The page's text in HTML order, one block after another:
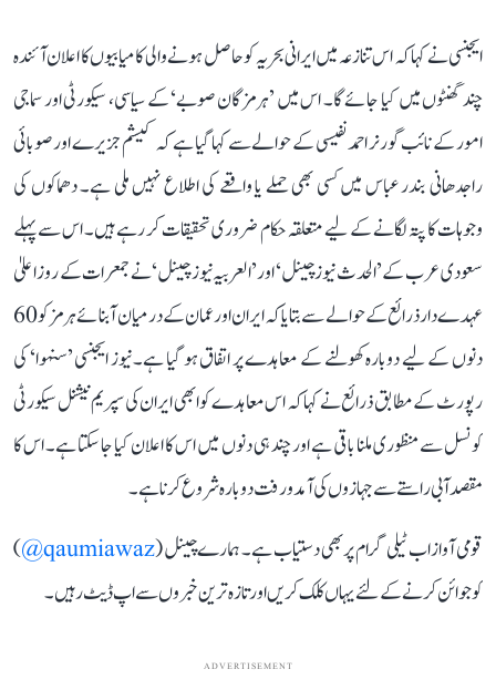
ایجنسی نے کہا کہ اس تنازعہ میں ایرانی بحریہ کو حاصل ہونے والی کامیابیوں کا اعلان آئندہ
چند گھنٹوں میں کیا جائے گا۔ اس میں ’ہرمزگان صوبے‘ کے سیاسی، سیکورٹی اور سماجی
امور کے نائب گورنر احمد نفیسی کے حوالے سے کہا گیا ہے کہ کیشم جزیرے اور صوبائی
راجدھانی بندر عباس میں کسی بھی حملے یا واقعے کی اطلاع نہیں ملی ہے۔ دھماکوں کی
وجوہات کا پتہ لگانے کے لیے متعلقہ حکام ضروری تحقیقات کر رہے ہیں۔ اس سے پہلے
سعودی عرب کے ’الحدث نیوز چینل‘ اور ’العربیہ نیوز چینل‘ نے جمعرات کے روز اعلیٰ
عہدے دار ذرائع کے حوالے سے بتایا کہ ایران اور عمان کے درمیان آبنائے ہرمز کو 60
دنوں کے لیے دوبارہ کھولنے کے معاہدے پر اتفاق ہو گیا ہے۔ نیوز ایجنسی ’سنہوا‘ کی
رپورٹ کے مطابق ذرائع نے کہا کہ اس معاہدے کو ابھی ایران کی سپریم نیشنل سیکورٹی
کونسل سے منظوری ملنا باقی ہے اور چند ہی دنوں میں اس کا اعلان کیا جا سکتا ہے۔ اس کا
مقصد آبی راستے سے جہازوں کی آمدورفت دوبارہ شروع کرنا ہے۔
قومی آواز اب ٹیلی گرام پر بھی دستیاب ہے۔ ہمارے چینل (qaumiawaz@
)
کو جوائن کرنے کے لئے یہاں کلک کریں اور تازہ ترین خبروں سے اپ ڈیٹ رہیں۔
ADVERTISEMENT